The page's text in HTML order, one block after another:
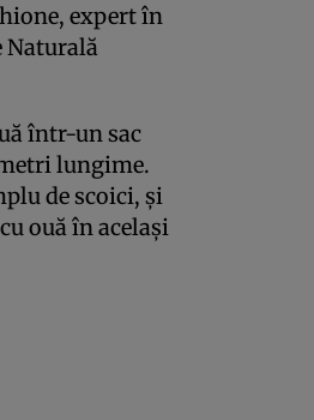
expert în
Naturală
într-un sac
lungime.
de scoici, și
ouă în același